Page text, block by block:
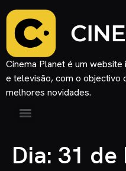
Cinema Planet é um
e televisão, com o objectivo
melhores novidades.
Dia: 31 de